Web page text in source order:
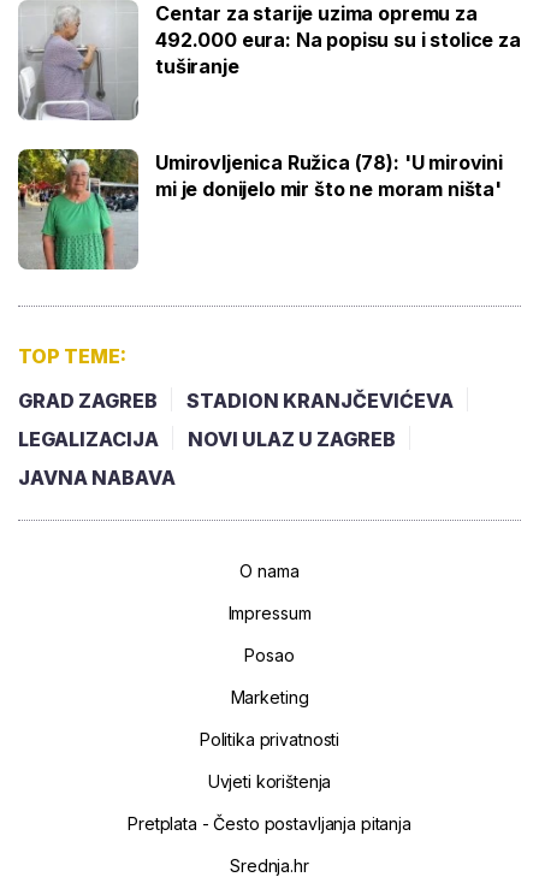
Centar za starije uzima opremu za
492.000 eura: Na popisu su i stolice za
tuširanje
Umirovljenica Ružica (78): 'U mirovini
mi je donijelo mir što ne moram ništa'
TOP TEME:
GRAD ZAGREB
STADION KRANJČEVIĆEVA
LEGALIZACIJA
NOVI ULAZ U ZAGREB
JAVNA NABAVA
O nama
Impressum
Posao
Marketing
Politika privatnosti
Uvjeti korištenja
Pretplata - Često postavljanja pitanja
Srednja.hr